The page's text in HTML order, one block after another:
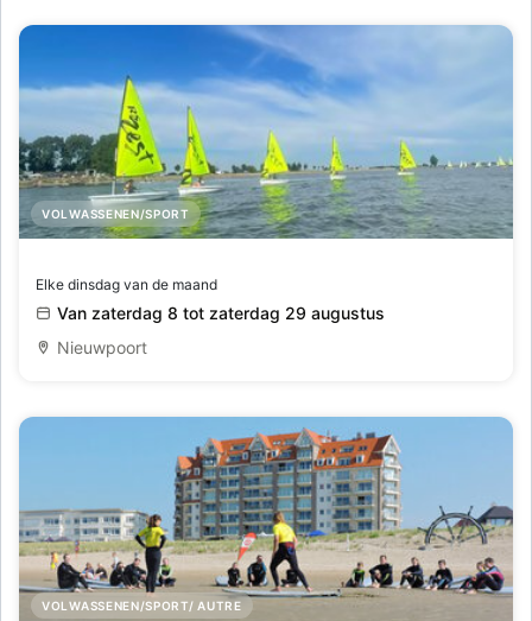
VOLWASSENEN/SPORT
Elke dinsdag van de maand
Van zaterdag 8 tot zaterdag 29 augustus
Nieuwpoort
VOLWASSENEN/SPORT/ AUTRE